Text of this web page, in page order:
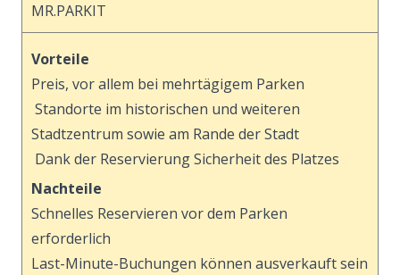
MR.PARKIT
Vorteile
Preis, vor allem bei mehrtägigem Parken
Standorte im historischen und weiteren
Stadtzentrum sowie am Rande der Stadt
Dank der Reservierung Sicherheit des Platzes
Nachteile
Schnelles Reservieren vor dem Parken
erforderlich
Last-Minute-Buchungen können ausverkauft sein